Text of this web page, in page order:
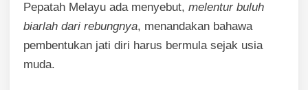
Pepatah Melayu ada menyebut, melentur buluh
biarlah dari rebungnya, menandakan bahawa
pembentukan jati diri harus bermula sejak usia
muda.